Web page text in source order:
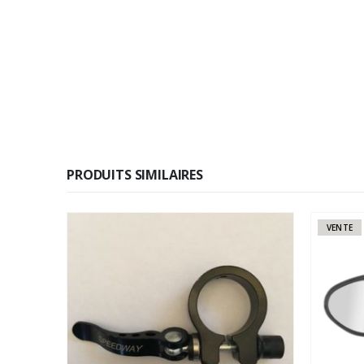
PRODUITS SIMILAIRES
VENTE